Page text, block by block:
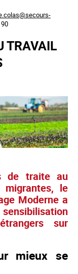
TRAVAIL
de traite au
le
Moderne a
sur
mieux se